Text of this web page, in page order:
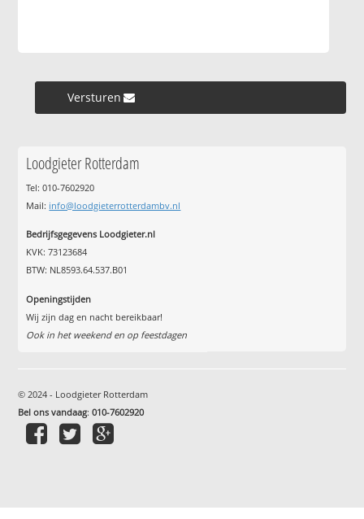
Versturen »
Loodgieter Rotterdam
Tel: 010-7602920
Mail: info@loodgieterrotterdambv.nl
Bedrijfsgegevens Loodgieter.nl
KVK: 73123684
BTW: NL8593.64.537.B01
Openingstijden
Wij zijn dag en nacht bereikbaar!
Ook in het weekend en op feestdagen
© 2024 - Loodgieter Rotterdam
Bel ons vandaag:010-7602920